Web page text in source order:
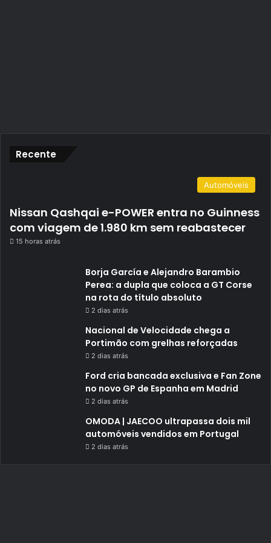
Recente
Automóveis
Nissan Qashqai e-POWER entra no Guinness
com viagem de 1.980 km sem reabastecer
15 horas atrás
Borja García e Alejandro Barambio
Perea: a dupla que coloca a GT Corse
na rota do título absoluto
2 dias atrás
Nacional de Velocidade chega a
Portimão com grelhas reforçadas
2 dias atrás
Ford cria bancada exclusiva e Fan Zone
no novo GP de Espanha em Madrid
2 dias atrás
OMODA | JAECOO ultrapassa dois mil
automóveis vendidos em Portugal
2 dias atrás